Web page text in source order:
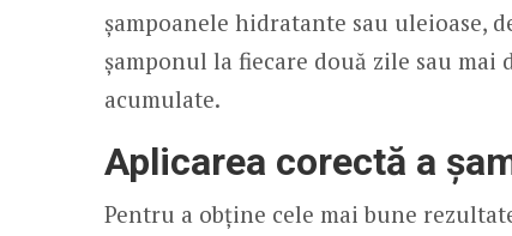
șampoanele hidratante sau uleioase,
șamponul la fiecare două zile sau mai
acumulate.
Aplicarea corectă a
Pentru a obține cele mai bune